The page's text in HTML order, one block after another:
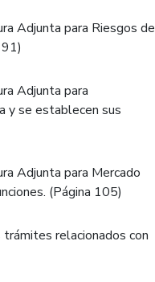
Adjunta para Riesgos de
Adjunta para
y se establecen sus
Adjunta para Mercado
(Página 105)
relacionados con